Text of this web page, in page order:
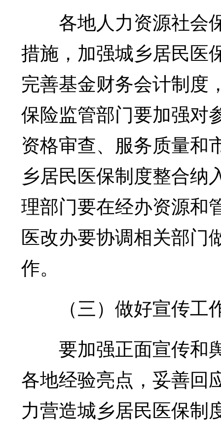
各地人力资源社会
措施，加强城乡居民医
完善基金财务会计制度
保险监管部门要加强对
资格审查、服务质量和
乡居民医保制度整合纳
理部门要在经办资源和
医改办要协调相关部门
作。
（三）做好宣传工
要加强正面宣传和
各地经验亮点，妥善回
力营造城乡居民医保制